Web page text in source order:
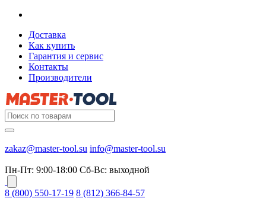
Доставка
Как купить
Гарантия и сервис
Контакты
Производители
zakaz@master-tool.su info@master-tool.su
Пн-Пт: 9:00-18:00 Cб-Вс: выходной
8 (800) 550-17-19 8 (812) 366-84-57